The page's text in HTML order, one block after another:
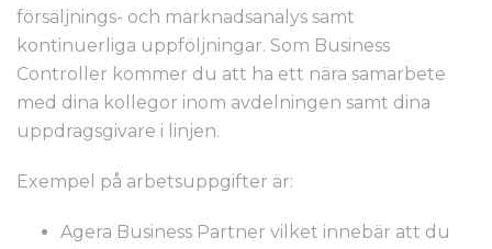
försäljnings- och marknadsanalys samt
kontinuerliga uppföljningar. Som Business
Controller kommer du att ha ett nära samarbete
med dina kollegor inom avdelningen samt dina
uppdragsgivare i linjen.
Exempel på arbetsuppgifter är:
Agera Business Partner vilket innebär att du